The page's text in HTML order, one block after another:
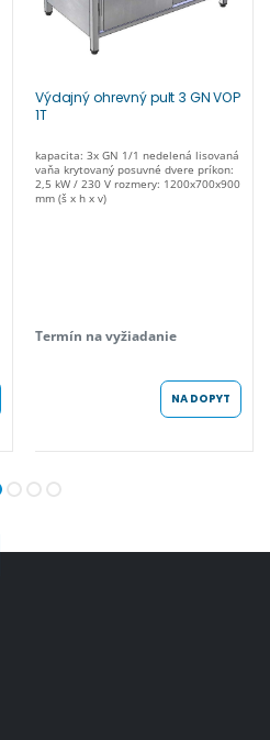
Výdajný ohrevný pult 3 GN VOP
1T
kapacita: 3x GN 1/1 nedelená lisovaná
vaňa krytovaný posuvné dvere príkon:
2,5 kW / 230 V rozmery: 1200x700x900
mm (š x h x v)
Termín na vyžiadanie
NA DOPYT